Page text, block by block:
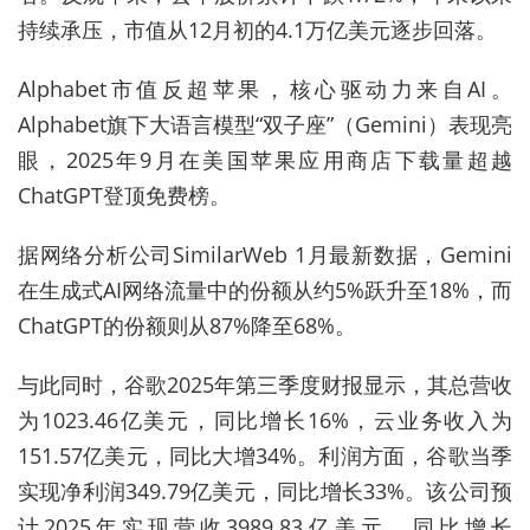
持续承压，市值从12月初的4.1万亿美元逐步回落。
Alphabet市值反超苹果，核心驱动力来自AI。
Alphabet旗下大语言模型“双子座”（Gemini）表现亮
眼，2025年9月在美国苹果应用商店下载量超越
ChatGPT登顶免费榜。
据网络分析公司SimilarWeb 1月最新数据，Gemini
在生成式AI网络流量中的份额从约5%跃升至18%，而
ChatGPT的份额则从87%降至68%。
与此同时，谷歌2025年第三季度财报显示，其总营收
为1023.46亿美元，同比增长16%，云业务收入为
151.57亿美元，同比大增34%。利润方面，谷歌当季
实现净利润349.79亿美元，同比增长33%。该公司预